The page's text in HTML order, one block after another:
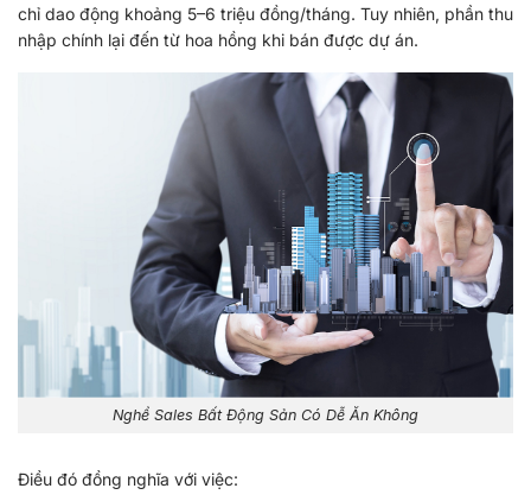
chỉ dao động khoảng 5–6 triệu đồng/tháng. Tuy nhiên, phần thu
nhập chính lại đến từ hoa hồng khi bán được dự án.
Nghề Sales Bất Động Sản Có Dễ Ăn Không
Điều đó đồng nghĩa với việc: